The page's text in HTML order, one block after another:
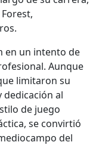
en un intento de
Aunque
limitaron su
dedicación al
de juego
se convirtió
del